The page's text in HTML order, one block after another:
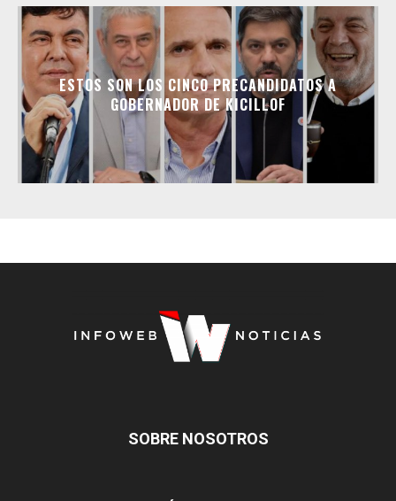
ESTOS SON LOS CINCO PRECANDIDATOS A
GOBERNADOR DE KICILLOF
SOBRE NOSOTROS